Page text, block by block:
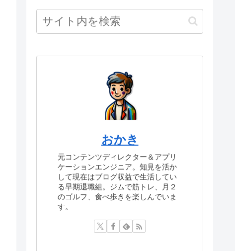
おかき
元コンテンツディレクター＆アプリ
ケーションエンジニア。知見を活か
して現在はブログ収益で生活してい
る早期退職組。ジムで筋トレ、月２
のゴルフ、食べ歩きを楽しんでいま
す。